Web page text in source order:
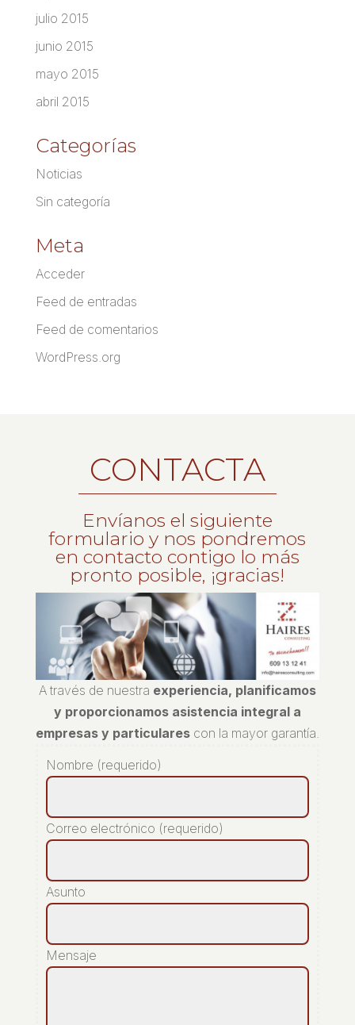
julio 2015
junio 2015
mayo 2015
abril 2015
Categorías
Noticias
Sin categoría
Meta
Acceder
Feed de entradas
Feed de comentarios
WordPress.org
CONTACTA
Envíanos el siguiente
formulario y nos pondremos
en contacto contigo lo más
pronto posible, ¡gracias!
A través de nuestra experiencia, planificamos
y proporcionamos asistencia integral a
empresas y particularescon la mayor garantía.
Nombre (requerido)
Correo electrónico (requerido)
Asunto
Mensaje